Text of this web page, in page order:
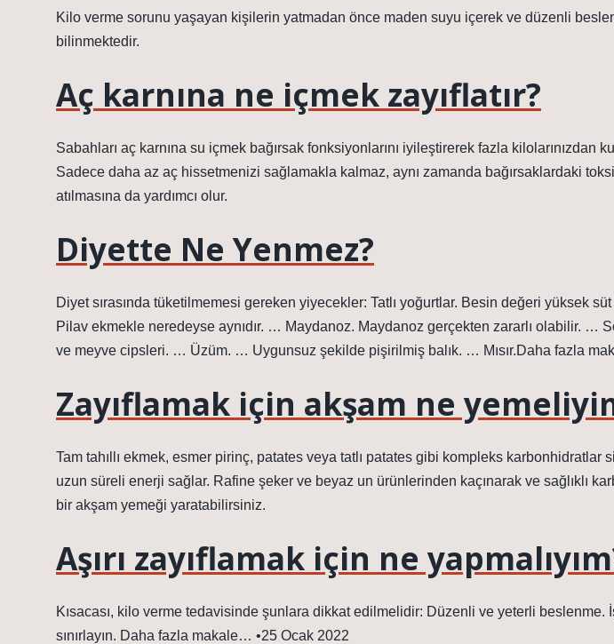
Kilo verme sorunu yaşayan kişilerin yatmadan önce maden suyu içerek ve düzenli
bilinmektedir.
Aç karnına ne içmek zayıflatır?
Sabahları aç karnına su içmek bağırsak fonksiyonlarını iyileştirerek fazla kilolarınızdan
Sadece daha az aç hissetmenizi sağlamakla kalmaz, aynı zamanda bağırsaklardaki
atılmasına da yardımcı olur.
Diyette Ne Yenmez?
Diyet sırasında tüketilmemesi gereken yiyecekler: Tatlı yoğurtlar. Besin değeri yüksek
Pilav ekmekle neredeyse aynıdır. … Maydanoz. Maydanoz gerçekten zararlı olabilir. …
ve meyve cipsleri. … Üzüm. … Uygunsuz şekilde pişirilmiş balık. … Mısır.Daha fazla
Zayıflamak için akşam ne
Tam tahıllı ekmek, esmer pirinç, patates veya tatlı patates gibi kompleks karbonhidratlar
uzun süreli enerji sağlar. Rafine şeker ve beyaz un ürünlerinden kaçınarak ve sağlıklı
bir akşam yemeği yaratabilirsiniz.
Aşırı zayıflamak için ne
Kısacası, kilo verme tedavisinde şunlara dikkat edilmelidir: Düzenli ve yeterli beslenme.
sınırlayın. Daha fazla makale… •25 Ocak 2022